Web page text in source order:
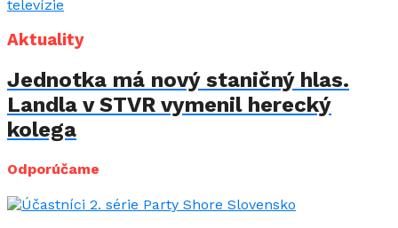
Aktuality
Jednotka má nový staničný hlas.
Landla v STVR vymenil herecký
kolega
Odporúčame